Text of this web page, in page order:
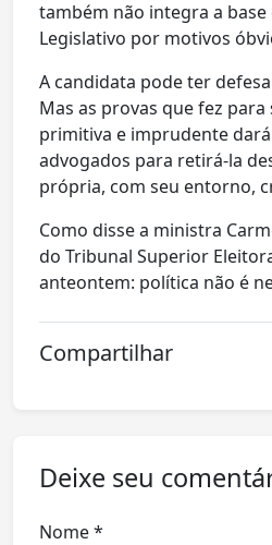
também não integra a base
Legislativo por motivos
A candidata pode ter
Mas as provas que fez
primitiva e imprudente
advogados para retirá-la
própria, com seu entorno,
Como disse a ministra
do Tribunal Superior
anteontem: política não é
Compartilhar
Deixe seu
Nome *